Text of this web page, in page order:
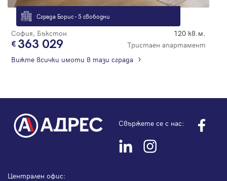
Сграда Борис - 5 свободни
София, Бъкстон 120 кв.м.
363 029
Тристаен апартамент
Вижте всички имоти в тази сграда
Свържете се с нас:
Централен офис: